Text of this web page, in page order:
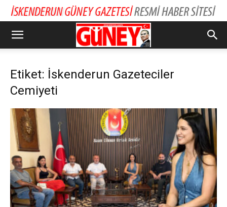
Etiket: İskenderun Gazeteciler
Cemiyeti